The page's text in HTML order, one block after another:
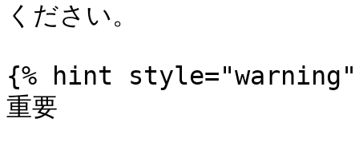
ください。
{% hint style="warning"
重要